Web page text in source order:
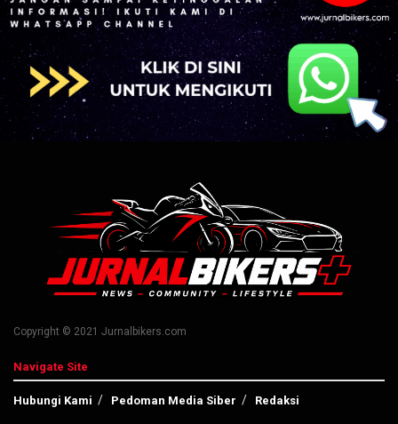
Copyright © 2021 Jurnalbikers.com
Navigate Site
Hubungi Kami Pedoman Media Siber Redaksi